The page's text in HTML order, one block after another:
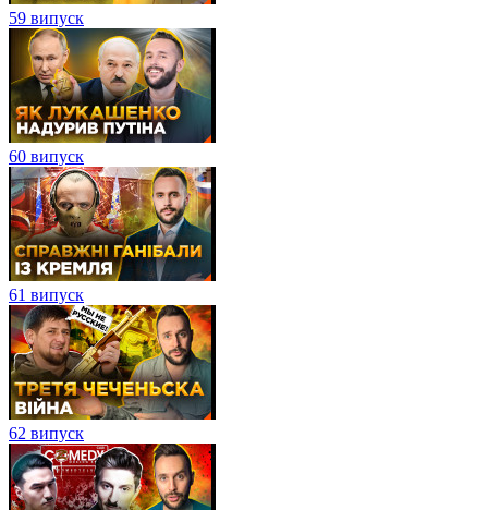
59 випуск
60 випуск
61 випуск
62 випуск